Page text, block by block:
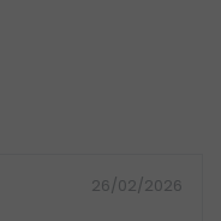
26/02/2026